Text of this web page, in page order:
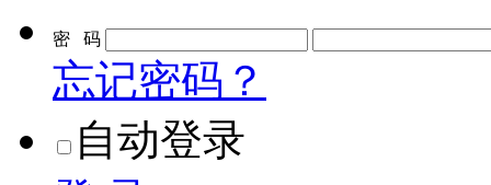
密 码
忘记密码？
自动登录